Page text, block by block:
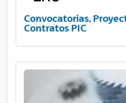
Convocatorias,
Contratos PIC